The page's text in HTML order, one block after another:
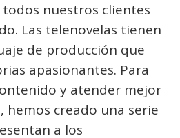
todos nuestros clientes
Las telenovelas tienen
de producción que
apasionantes. Para
y atender mejor
hemos creado una serie
a los